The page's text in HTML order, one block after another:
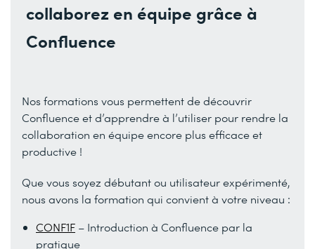
collaborez en équipe grâce à
Confluence
Nos formations vous permettent de découvrir
Confluence et d’apprendre à l’utiliser pour rendre la
collaboration en équipe encore plus efficace et
productive !
Que vous soyez débutant ou utilisateur expérimenté,
nous avons la formation qui convient à votre niveau :
CONF1F – Introduction à Confluence par la
pratique